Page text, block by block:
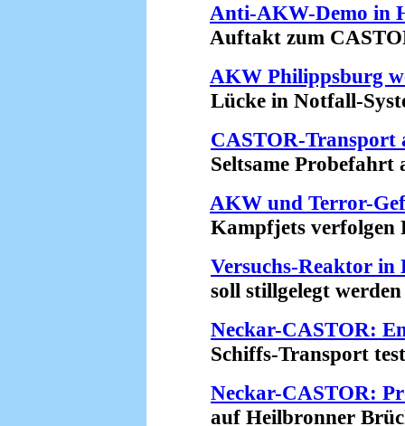
Anti-AKW-Demo in
Auftakt zum
AKW Philippsburg
Lücke in Notfall-
CASTOR-Transport
Seltsame Probefahrt
AKW und Terror-
Kampfjets verfolgen
Versuchs-Reaktor in
soll stillgelegt werden
Neckar-CASTOR:
Schiffs-Transport
Neckar-CASTOR:
auf Heilbronner